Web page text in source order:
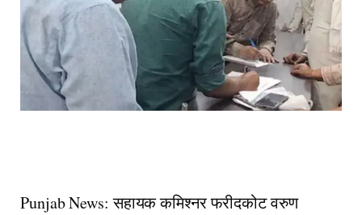
Punjab News: सहायक कमिश्नर फरीदकोट वरुण